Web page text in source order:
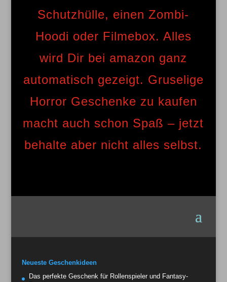
Schutzhülle, einen Zombi-
Hoodi oder Filmebox. Alles
wird Dir bei amazon ganz
automatisch gezeigt. Gruselige
Horror Geschenke zu kaufen
macht auch schon Spaß – jetzt
behalte aber nicht alles selbst.
Neueste Geschenkideen
Das perfekte Geschenk für Rollenspieler und Fantasy-